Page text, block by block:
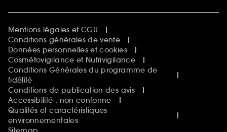
Mentions légales et CGU
Conditions générales de vente
Données personnelles et cookies
Cosmétovigilance et Nutrivigilance
Conditions Générales du programme de
fidélité
Conditions de publication des avis
Accessibilité : non conforme
Qualités et caractéristiques
environnementales